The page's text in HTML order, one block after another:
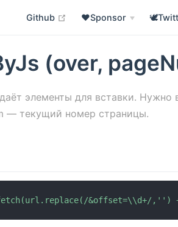
Github open in new window
❤️Sponsor
(over,
элементы для вставки. Нужно
— текущий номер страницы.
&offset=\\d+/,'') +